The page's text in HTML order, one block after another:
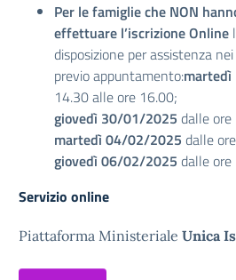
Per le famiglie che NON
effettuare l’iscrizione Online
disposizione per assistenza
previo appuntamento:
14.30 alle ore 16.00;
giovedì 30/01/2025 dalle
martedì 04/02/2025 dalle
giovedì 06/02/2025 dalle
Servizio online
Piattaforma Ministeriale Unica